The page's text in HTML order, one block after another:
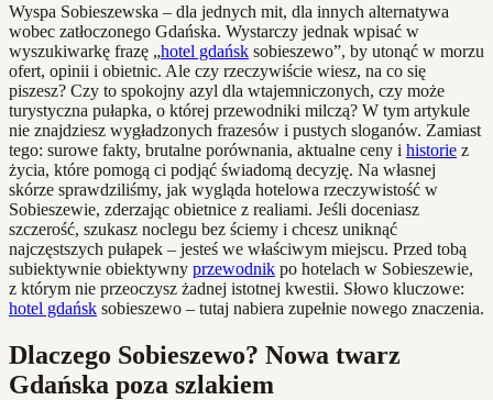
Wyspa Sobieszewska – dla jednych mit, dla innych alternatywa
wobec zatłoczonego Gdańska. Wystarczy jednak wpisać w
wyszukiwarkę frazę „hotel gdańsk sobieszewo”, by utonąć w morzu
ofert, opinii i obietnic. Ale czy rzeczywiście wiesz, na co się
piszesz? Czy to spokojny azyl dla wtajemniczonych, czy może
turystyczna pułapka, o której przewodniki milczą? W tym artykule
nie znajdziesz wygładzonych frazesów i pustych sloganów. Zamiast
tego: surowe fakty, brutalne porównania, aktualne ceny i historie z
życia, które pomogą ci podjąć świadomą decyzję. Na własnej
skórze sprawdziliśmy, jak wygląda hotelowa rzeczywistość w
Sobieszewie, zderzając obietnice z realiami. Jeśli doceniasz
szczerość, szukasz noclegu bez ściemy i chcesz uniknąć
najczęstszych pułapek – jesteś we właściwym miejscu. Przed tobą
subiektywnie obiektywny przewodnik po hotelach w Sobieszewie,
z którym nie przeoczysz żadnej istotnej kwestii. Słowo kluczowe:
hotel gdańsk sobieszewo – tutaj nabiera zupełnie nowego znaczenia.
Dlaczego Sobieszewo? Nowa twarz
Gdańska poza szlakiem